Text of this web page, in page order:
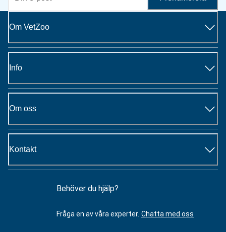
Om VetZoo
Info
Om oss
Kontakt
Behöver du hjälp?
Fråga en av våra experter. Chatta med oss